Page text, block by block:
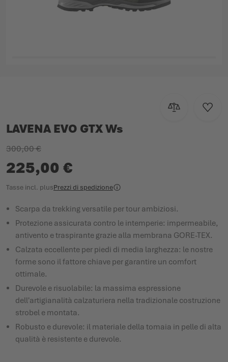
Aggiungi al
LAVENA EVO GTX Ws
225,00 €
300,00 €
Tasse incl. plusPrezzi di spedizione
Scarpa da trekking versatile per tour ambiziosi.
Protezione assicurata contro le intemperie: impermeabile,
antivento e traspirante grazie alla membrana GORE-TEX.
Calzata eccellente per piedi di media larghezza: le nostre
forme sono il fattore chiave per garantire un comfort
ottimale.
Durevole e risuolabile: la massima espressione
dell'artigianalità calzaturiera nella tradizionale costruzione
strobel e montata.
Robusto e durevole: il materiale della tomaia in pelle di alta
qualità è resistente e durevole.